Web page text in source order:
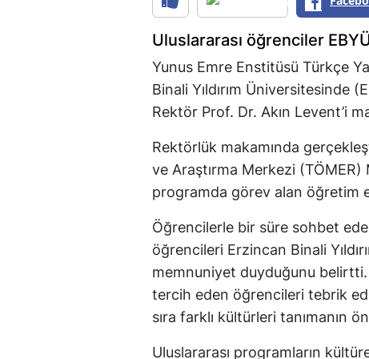
Uluslararası öğrenciler
Yunus Emre Enstitüsü Türkçe
Binali Yıldırım Üniversitesinde
Rektör Prof. Dr. Akın Levent’i
Rektörlük makamında
ve Araştırma Merkezi
programda görev alan öğretim
Öğrencilerle bir süre sohbet
öğrencileri Erzincan Binali
memnuniyet duyduğunu
tercih eden öğrencileri tebrik
sıra farklı kültürleri tanımanın
Uluslararası programların